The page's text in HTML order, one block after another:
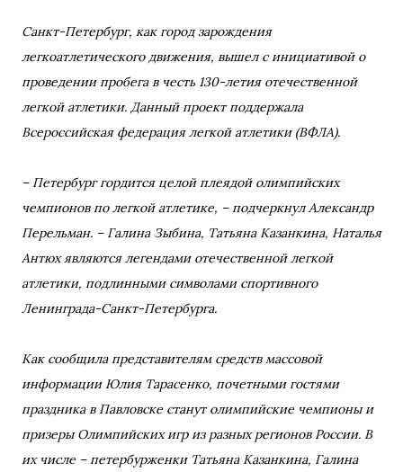
Санкт-Петербург, как город зарождения
легкоатлетического движения, вышел с инициативой о
проведении пробега в честь 130-летия отечественной
легкой атлетики. Данный проект поддержала
Всероссийская федерация легкой атлетики (ВФЛА).
– Петербург гордится целой плеядой олимпийских
чемпионов по легкой атлетике, – подчеркнул Александр
Перельман. – Галина Зыбина, Татьяна Казанкина, Наталья
Антюх являются легендами отечественной легкой
атлетики, подлинными символами спортивного
Ленинграда-Санкт-Петербурга.
Как сообщила представителям средств массовой
информации Юлия Тарасенко, почетными гостями
праздника в Павловске станут олимпийские чемпионы и
призеры Олимпийских игр из разных регионов России. В
их числе – петербурженки Татьяна Казанкина, Галина